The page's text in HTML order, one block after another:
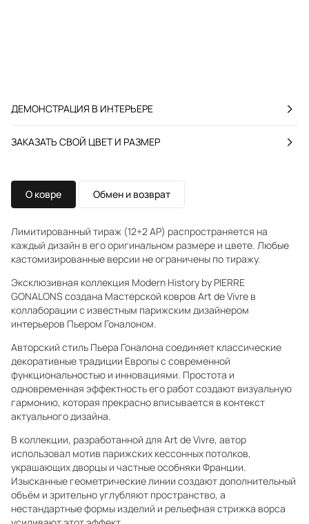
ДЕМОНСТРАЦИЯ В ИНТЕРЬЕРЕ
ЗАКАЗАТЬ СВОЙ ЦВЕТ И РАЗМЕР
О ковре Обмен и возврат
Лимитированный тираж (12+2 AP) распространяется на
каждый дизайн в его оригинальном размере и цвете. Любые
кастомизированные версии не ограничены по тиражу.
Эксклюзивная коллекция Modern History by PIERRE
GONALONS создана Мастерской ковров Art de Vivre в
коллаборации с известным парижским дизайнером
интерьеров Пьером Гоналоном.
Авторский стиль Пьера Гоналона соединяет классические
декоративные традиции Европы с современной
функциональностью и инновациями. Простота и
одновременная эффектность его работ создают визуальную
гармонию, которая прекрасно вписывается в контекст
актуального дизайна.
В коллекции, разработанной для Art de Vivre, автор
использовал мотив парижских кессонных потолков,
украшающих дворцы и частные особняки Франции.
Изысканные геометрические линии создают дополнительный
объём и зрительно углубляют пространство, а
нестандартные формы изделий и рельефная стрижка ворса